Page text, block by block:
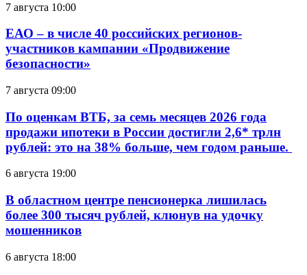
7 августа 10:00
ЕАО – в числе 40 российских регионов-
участников кампании «Продвижение
безопасности»
7 августа 09:00
По оценкам ВТБ, за семь месяцев 2026 года
продажи ипотеки в России достигли 2,6* трлн
рублей: это на 38% больше, чем годом раньше.
6 августа 19:00
В областном центре пенсионерка лишилась
более 300 тысяч рублей, клюнув на удочку
мошенников
6 августа 18:00